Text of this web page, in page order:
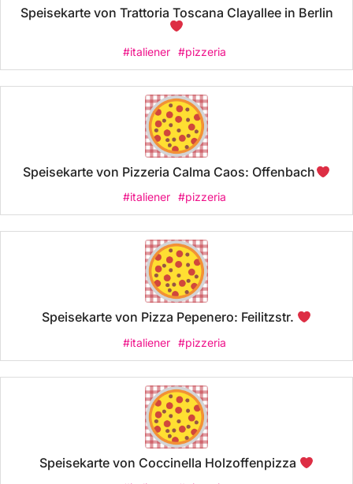
Speisekarte von Trattoria Toscana Clayallee in Berlin
#italiener #pizzeria
Speisekarte von Pizzeria Calma Caos: Offenbach
#italiener #pizzeria
Speisekarte von Pizza Pepenero: Feilitzstr.
#italiener #pizzeria
Speisekarte von Coccinella Holzoffenpizza